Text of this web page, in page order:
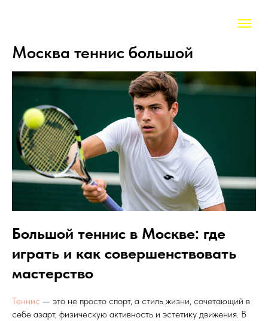
Москва теннис большой
Большой теннис в Москве: где
играть и как совершенствовать
мастерство
Теннис — это не просто спорт, а стиль жизни, сочетающий в
себе азарт, физическую активность и эстетику движения. В